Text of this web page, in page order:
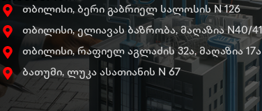
თბილისი, ბერი გაბრიელ სალოსის N 126
თბილისი, ელიავას ბაზრობა, მაღაზია N40/41
თბილისი, რაფიელ აგლაძის 32ა, მაღაზია 17ა
ბათუმი, ლუკა ასათიანის N 67